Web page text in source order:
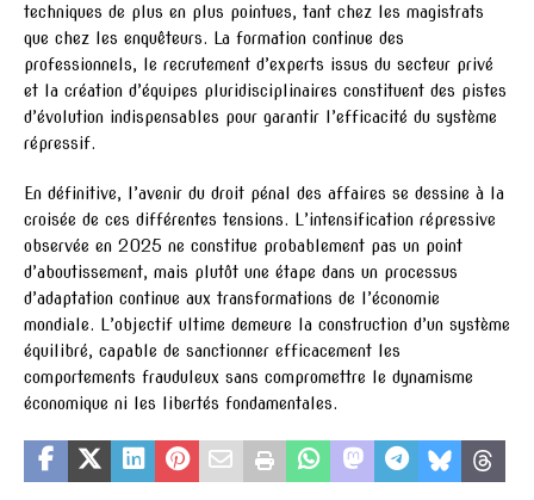
techniques de plus en plus pointues, tant chez les magistrats
que chez les enquêteurs. La formation continue des
professionnels, le recrutement d’experts issus du secteur privé
et la création d’équipes pluridisciplinaires constituent des pistes
d’évolution indispensables pour garantir l’efficacité du système
répressif.
En définitive, l’avenir du droit pénal des affaires se dessine à la
croisée de ces différentes tensions. L’intensification répressive
observée en 2025 ne constitue probablement pas un point
d’aboutissement, mais plutôt une étape dans un processus
d’adaptation continue aux transformations de l’économie
mondiale. L’objectif ultime demeure la construction d’un système
équilibré, capable de sanctionner efficacement les
comportements frauduleux sans compromettre le dynamisme
économique ni les libertés fondamentales.